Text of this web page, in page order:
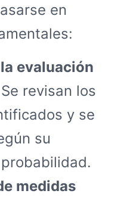
en
evaluación
Se revisan los
y se
su
medidas